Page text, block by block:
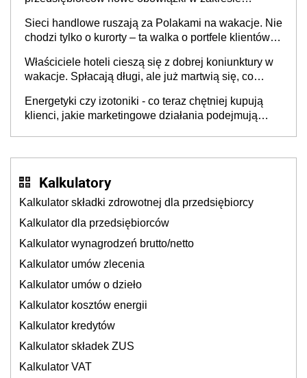
Sieci handlowe ruszają za Polakami na wakacje. Nie
chodzi tylko o kurorty – ta walka o portfele klientów
cichu
Właściciele hoteli cieszą się z dobrej koniunktury w
wakacje. Spłacają długi, ale już martwią się, co
Energetyki czy izotoniki - co teraz chętniej kupują
klienci, jakie marketingowe działania podejmują
Kalkulatory
Kalkulator składki zdrowotnej dla przedsiębiorcy
Kalkulator dla przedsiębiorców
Kalkulator wynagrodzeń brutto/netto
Kalkulator umów zlecenia
Kalkulator umów o dzieło
Kalkulator kosztów energii
Kalkulator kredytów
Kalkulator składek ZUS
Kalkulator VAT